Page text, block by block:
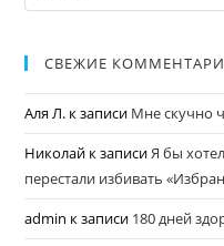
СВЕЖИЕ
Аля Л. к записи Мне скучно
Николай к записиЯ бы
перестали избивать
admin к записи 180 дней